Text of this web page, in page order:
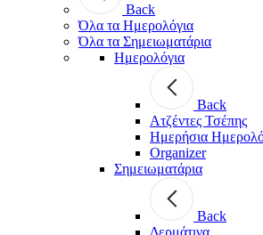
Back
Όλα τα Ημερολόγια
Όλα τα Σημειωματάρια
Ημερολόγια
Back
Ατζέντες Τσέπης
Ημερήσια
Organizer
Σημειωματάρια
Back
Δερμάτινα